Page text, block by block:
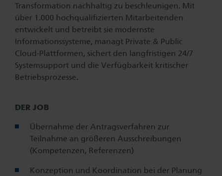
Transformation nachhaltig zu beschleunigen. Mit
über 1.000 hochqualifizierten Mitarbeitenden
entwickelt und betreibt sie modernste
Informationssysteme, managt Private & Public
Cloud-Plattformen, sichert den langfristigen 24/7
Systemsupport und die Verfügbarkeit kritischer
Betriebsprozesse.
DER JOB
Übernahme der Antragsverfahren zur
Teilnahme an größeren Ausschreibungen
(Kompetenzen, Referenzen)
Konzeption und Koordination bei der Planung